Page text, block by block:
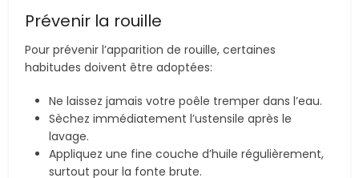
Prévenir la rouille
Pour prévenir l’apparition de rouille, certaines
habitudes doivent être adoptées:
Ne laissez jamais votre poêle tremper dans l’eau.
Sèchez immédiatement l’ustensile après le
lavage.
Appliquez une fine couche d’huile régulièrement,
surtout pour la fonte brute.